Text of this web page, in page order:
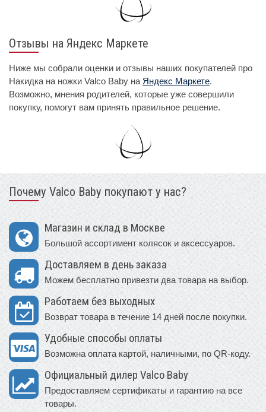
Отзывы на Яндекс Маркете
Ниже мы собрали оценки и отзывы наших покупателей про
Накидка на ножки Valco Baby на Яндекс Маркете.
Возможно, мнения родителей, которые уже совершили
покупку, помогут вам принять правильное решение.
Почему Valco Baby покупают у нас?
Магазин и склад в Москве
Большой ассортимент колясок и аксессуаров.
Доставляем в день заказа
Можем бесплатно привезти два товара на выбор.
Работаем без выходных
Возврат товара в течение 14 дней после покупки.
Удобные способы оплаты
Возможна оплата картой, наличными, по QR-коду.
Официальный дилер Valco Baby
Предоставляем сертификаты и гарантию на все
товары.